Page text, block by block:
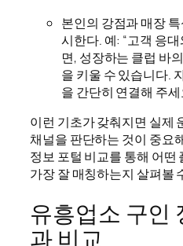
본인의 강점과 매장
시한다. 예: “고객 응
면, 성장하는 클럽 바
을 키울 수 있습니다.
을 간단히 연결해 주세
이런 기초가 갖춰지면 실제
채널을 판단하는 것이 중요
정보 포털 비교를 통해 어
가장 잘 매칭하는지 살펴볼
유흥업소 구인
과 비교